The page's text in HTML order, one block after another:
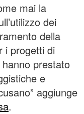
mai la
dei
della
i progetti di
prestato
e
aggiunge
.